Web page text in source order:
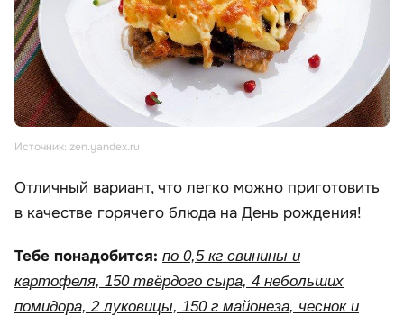
Источник: zen.yandex.ru
Отличный вариант, что легко можно приготовить
в качестве горячего блюда на День рождения!
Тебе понадобится: по 0,5 кг свинины и
картофеля, 150 твёрдого сыра, 4 небольших
помидора, 2 луковицы, 150 г майонеза, чеснок и